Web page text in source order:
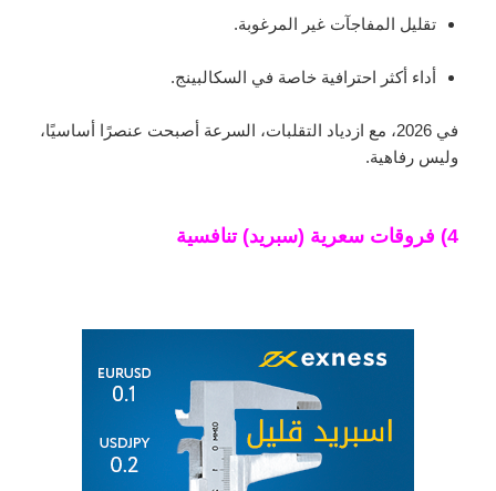
تقليل المفاجآت غير المرغوبة.
أداء أكثر احترافية خاصة في السكالبينج.
في 2026، مع ازدياد التقلبات، السرعة أصبحت عنصرًا أساسيًا،
وليس رفاهية.
4) فروقات سعرية (سبريد) تنافسية